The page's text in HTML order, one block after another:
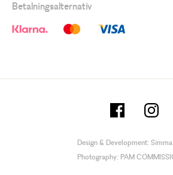
Betalningsalternativ
Design & Development:
Photography: PAM